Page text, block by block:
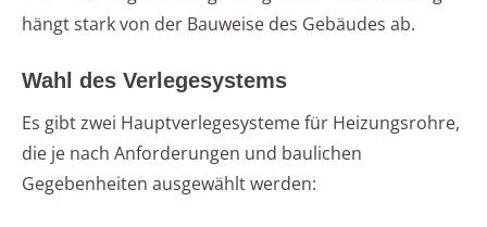
hängt stark von der Bauweise des Gebäudes ab.
Wahl des Verlegesystems
Es gibt zwei Hauptverlegesysteme für Heizungsrohre,
die je nach Anforderungen und baulichen
Gegebenheiten ausgewählt werden: